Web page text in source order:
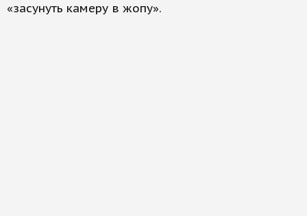
«засунуть камеру в жопу».